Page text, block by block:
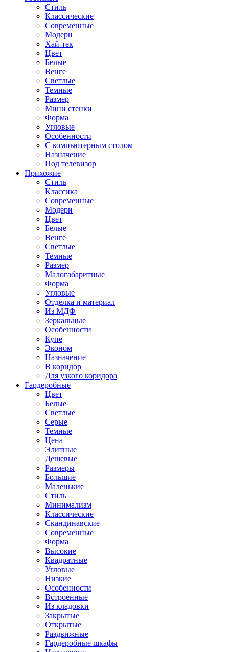
Стиль
Классические
Современные
Модерн
Хай-тек
Цвет
Белые
Венге
Светлые
Темные
Размер
Мини стенки
Форма
Угловые
Особенности
С компьютерным столом
Назначение
Под телевизор
Прихожие
Стиль
Классика
Современные
Модерн
Цвет
Белые
Венге
Светлые
Темные
Размер
Малогабаритные
Форма
Угловые
Отделка и материал
Из МДФ
Зеркальные
Особенности
Купе
Эконом
Назначение
В коридор
Для узкого коридора
Гардеробные
Цвет
Белые
Светлые
Серые
Темные
Цена
Элитные
Дешевые
Размеры
Большие
Маленькие
Стиль
Минимализм
Классические
Скандинавские
Современные
Форма
Высокие
Квадратные
Угловые
Низкие
Особенности
Встроенные
Из кладовки
Закрытые
Открытые
Раздвижные
Гардеробные шкафы